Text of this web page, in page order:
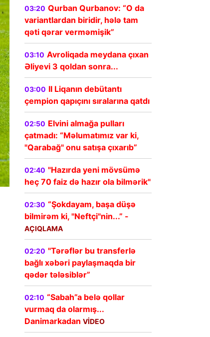
03:20 Qurban Qurbanov: “O da
variantlardan biridir, hələ tam
qəti qərar verməmişik”
03:10 Avroliqada meydana çıxan
Əliyevi 3 qoldan sonra...
03:00 II Liqanın debütantı
çempion qapıçını sıralarına qatdı
02:50 Elvini almağa pulları
çatmadı: “Məlumatımız var ki,
"Qarabağ" onu satışa çıxarıb”
02:40 "Hazırda yeni mövsümə
heç 70 faiz də hazır ola bilmərik"
02:30 “Şokdayam, başa düşə
bilmirəm ki, "Neftçi"nin...” -
AÇIQLAMA
02:20 "Tərəflər bu transferlə
bağlı xəbəri paylaşmaqda bir
qədər tələsiblər”
02:10 “Sabah”a belə qollar
vurmaq da olarmış...
Danimarkadan VİDEO